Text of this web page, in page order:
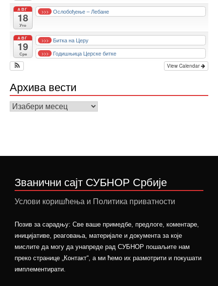
АВГ
18
Уто
>>> Ослобођење – Лебане
АВГ
19
Сре
>>> Битка на Церу
>>> Годишњица Церске битке
View Calendar
Архива вести
Архива
Званични сајт СУБНОР Србије
Услови коришћења и Политика приватности
Позив за сарадњу: Све ваше примедбе, предлоге, коментаре,
иницијативе, реаговања, материјале и документа за које
мислите да могу да унапреде рад СУБНОР пошаљите нам
преко странице „Контакт“, а ми ћемо их размотрити и покушати
имплементирати.